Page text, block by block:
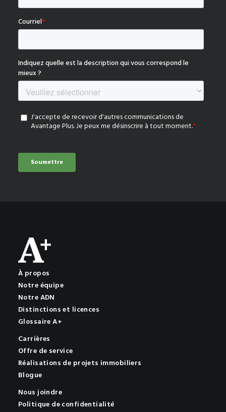
À propos
Notre équipe
Notre ADN
Distinctions et licences
Glossaire A+
Carrières
Offre de service
Réalisations de projets immobiliers
Blogue
Nous joindre
Politique de confidentialité